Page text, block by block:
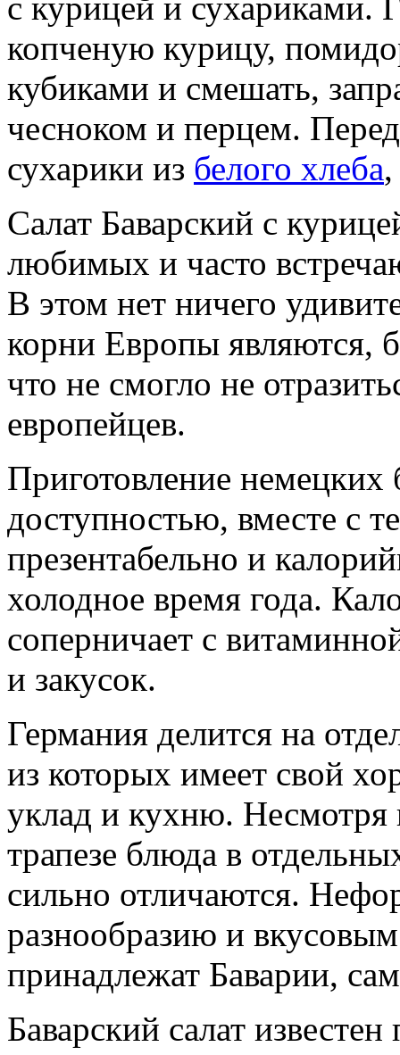
с курицей и сухариками.
копченую курицу,
кубиками и смешать,
чесноком и перцем.
сухарики из белого хлеба
Салат Баварский с
любимых и часто
В этом нет ничего
корни Европы являются,
что не смогло не
европейцев.
Приготовление немецких
доступностью, вместе с
презентабельно и
холодное время года.
соперничает с
и закусок.
Германия делится на
из которых имеет свой
уклад и кухню.
трапезе блюда в
сильно отличаются.
разнообразию и
принадлежат Баварии,
Баварский салат